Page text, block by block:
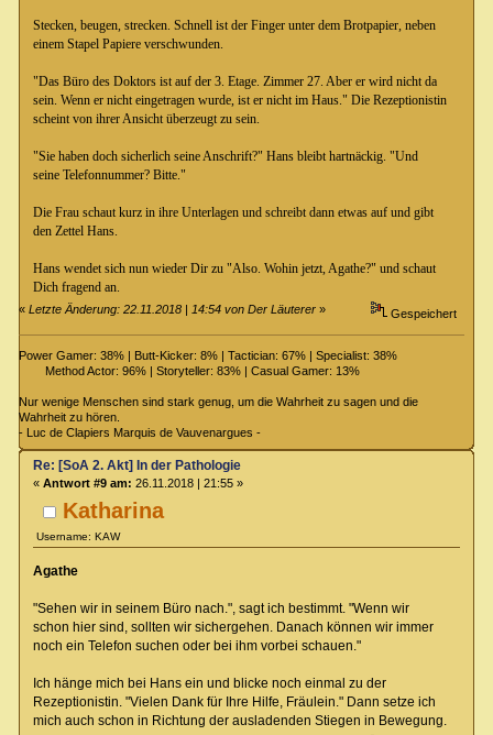
Stecken, beugen, strecken. Schnell ist der Finger unter dem Brotpapier, neben
einem Stapel Papiere verschwunden.
"Das Büro des Doktors ist auf der 3. Etage. Zimmer 27. Aber er wird nicht da
sein. Wenn er nicht eingetragen wurde, ist er nicht im Haus." Die Rezeptionistin
scheint von ihrer Ansicht überzeugt zu sein.
"Sie haben doch sicherlich seine Anschrift?" Hans bleibt hartnäckig. "Und
seine Telefonnummer? Bitte."
Die Frau schaut kurz in ihre Unterlagen und schreibt dann etwas auf und gibt
den Zettel Hans.
Hans wendet sich nun wieder Dir zu "Also. Wohin jetzt, Agathe?" und schaut
Dich fragend an.
«Letzte Änderung: 22.11.2018 | 14:54 von Der Läuterer » Gespeichert
Power Gamer: 38% | Butt-Kicker: 8% | Tactician: 67% | Specialist: 38%
Method Actor: 96% | Storyteller: 83% | Casual Gamer: 13%
Nur wenige Menschen sind stark genug, um die Wahrheit zu sagen und die
Wahrheit zu hören.
- Luc de Clapiers Marquis de Vauvenargues -
Katharina
Username: KAW
Re: [SoA 2. Akt] In der Pathologie
« Antwort #9 am: 26.11.2018 | 21:55 »
Agathe
"Sehen wir in seinem Büro nach.", sagt ich bestimmt. "Wenn wir
schon hier sind, sollten wir sichergehen. Danach können wir immer
noch ein Telefon suchen oder bei ihm vorbei schauen."
Ich hänge mich bei Hans ein und blicke noch einmal zu der
Rezeptionistin. "Vielen Dank für Ihre Hilfe, Fräulein." Dann setze ich
mich auch schon in Richtung der ausladenden Stiegen in Bewegung.